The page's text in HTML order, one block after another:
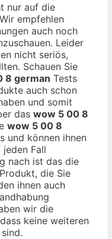
nur auf die
empfehlen
auch noch
Leider
nicht seriös,
Schauen Sie
8 german Tests
auch schon
und somit
das wow 5 00 8
wow 5 00 8
und können ihnen
Fall
nach ist das die
die Sie
ihnen auch
wir die
keine weiteren